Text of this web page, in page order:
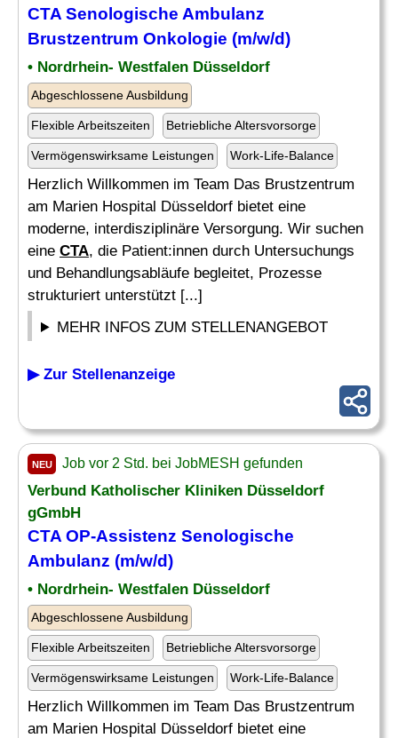
CTA Senologische Ambulanz
Brustzentrum Onkologie (m/w/d)
• Nordrhein- Westfalen Düsseldorf
Abgeschlossene Ausbildung
Flexible Arbeitszeiten Betriebliche Altersvorsorge
Vermögenswirksame Leistungen Work-Life-Balance
Herzlich Willkommen im Team Das Brustzentrum
am Marien Hospital Düsseldorf bietet eine
moderne, interdisziplinäre Versorgung. Wir suchen
eine CTA, die Patient:innen durch Untersuchungs
und Behandlungsabläufe begleitet, Prozesse
strukturiert unterstützt [...]
MEHR INFOS ZUM STELLENANGEBOT
▶ Zur Stellenanzeige
NEU Job vor 2 Std. bei JobMESH gefunden
Verbund Katholischer Kliniken Düsseldorf
gGmbH
CTA OP-Assistenz Senologische
Ambulanz (m/w/d)
• Nordrhein- Westfalen Düsseldorf
Abgeschlossene Ausbildung
Flexible Arbeitszeiten Betriebliche Altersvorsorge
Vermögenswirksame Leistungen Work-Life-Balance
Herzlich Willkommen im Team Das Brustzentrum
am Marien Hospital Düsseldorf bietet eine